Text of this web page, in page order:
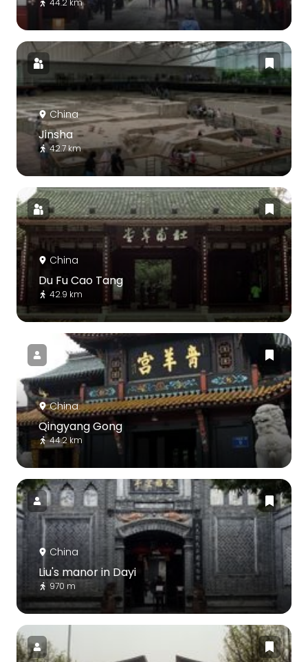
China
Jinsha
42.7 km
China
Du Fu Cao Tang
42.9 km
China
Qingyang Gong
44.2 km
China
Liu's manor in Dayi
970 m